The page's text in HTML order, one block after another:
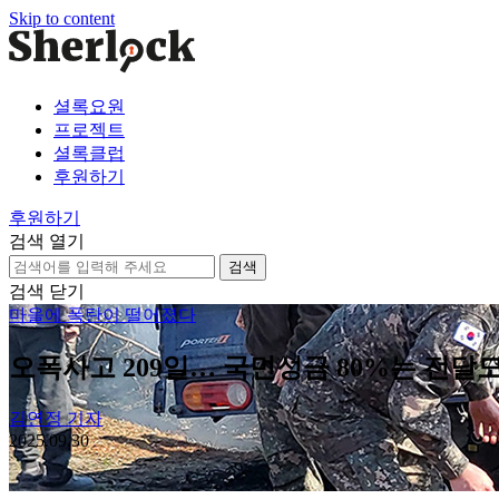
Skip to content
셜록요원
프로젝트
셜록클럽
후원하기
후원하기
검색 열기
검
색:
검색 닫기
마을에 폭탄이 떨어졌다
오폭사고 209일… 국민성금 80%는 전달
김연정 기자
2025.09.30